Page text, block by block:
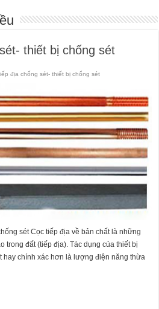
thiết bị chống sét
địa chống sét- thiết bị chống sét
sét Cọc tiếp địa về bản chất là những
trong đất (tiếp địa). Tác dụng của thiết bị
hay chính xác hơn là lượng điện năng thừa